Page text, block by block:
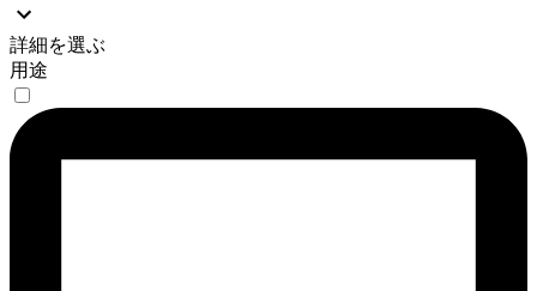
詳細を選ぶ
用途